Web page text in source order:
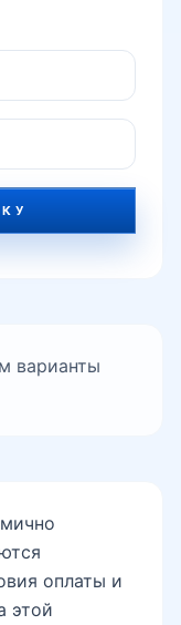
варианты
оплаты и
этой